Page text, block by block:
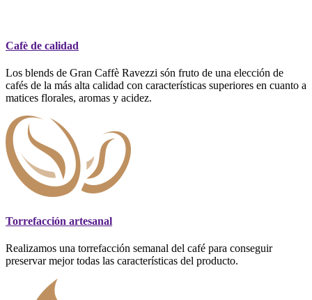
Cafè de calidad
Los blends de Gran Caffè Ravezzi són fruto de una elección de
cafés de la más alta calidad con características superiores en cuanto a
matices florales, aromas y acidez.
Torrefacción artesanal
Realizamos una torrefacción semanal del café para conseguir
preservar mejor todas las características del producto.